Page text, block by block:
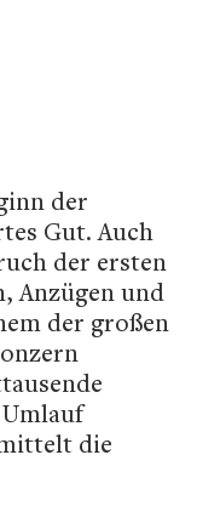
der
Gut. Auch
der ersten
Anzügen und
der großen
die